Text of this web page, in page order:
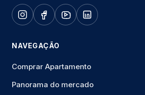
NAVEGAÇÃO
Comprar Apartamento
Panorama do mercado